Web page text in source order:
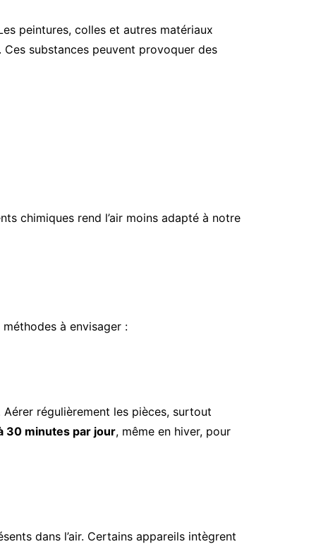
peintures, colles et autres matériaux
substances peuvent provoquer des
chimiques rend l’air moins adapté à notre
à envisager :
régulièrement les pièces, surtout
30 minutes par jour, même en hiver, pour
dans l’air. Certains appareils intègrent